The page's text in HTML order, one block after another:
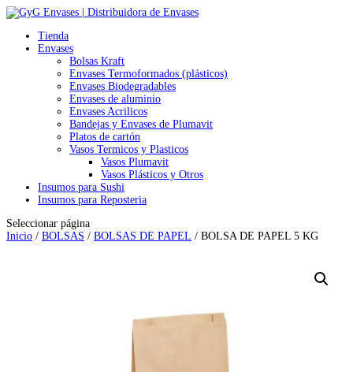
Tienda
Envases
Bolsas Kraft
Envases Termoformados (plásticos)
Envases Biodegradables
Envases de aluminio
Envases Acrilicos
Bandejas y Envases de Plumavit
Platos de cartón
Vasos Termicos y Plasticos
Vasos Plumavit
Vasos Plásticos y Otros
Insumos para Sushi
Insumos para Reposteria
Seleccionar página
Inicio / BOLSAS / BOLSAS DE PAPEL / BOLSA DE PAPEL 5 KG